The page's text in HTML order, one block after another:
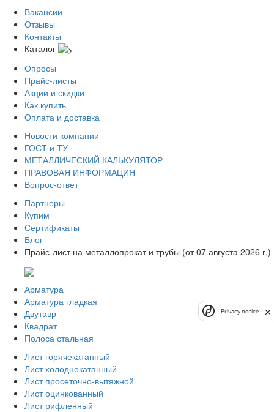
Вакансии
Отзывы
Контакты
Каталог
Опросы
Прайс-листы
Акции и скидки
Как купить
Оплата и доставка
Новости компании
ГОСТ и ТУ
МЕТАЛЛИЧЕСКИЙ КАЛЬКУЛЯТОР
ПРАВОВАЯ ИНФОРМАЦИЯ
Вопрос-ответ
Партнеры
Купим
Сертификаты
Блог
Прайс-лист на металлопрокат и трубы (от 07 августа 2026 г.)
Арматура
Арматура гладкая
Двутавр
Квадрат
Полоса стальная
Лист горячекатанный
Лист холоднокатанный
Лист просеточно-вытяжной
Лист оцинкованный
Лист рифленный
Privacy notice